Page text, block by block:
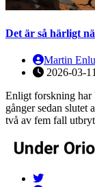
Det är så härligt
Martin
2026-03-11
Enligt forskning har
gånger sedan slutet
två av fem fall